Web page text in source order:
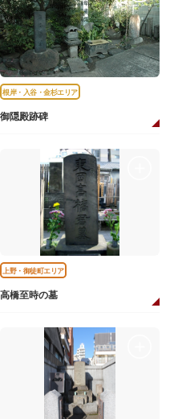
根岸・入谷・金杉エリア
御隠殿跡碑
上野・御徒町エリア
高橋至時の墓